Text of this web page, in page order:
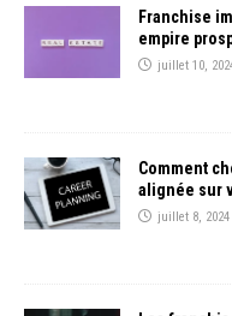
Franchise
empire
juillet 10,
Comment
alignée sur
juillet 8, 2024